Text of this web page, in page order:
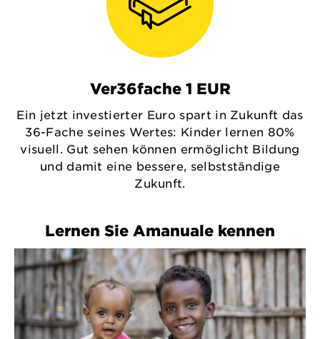
Ver36fache 1 EUR
Ein jetzt investierter Euro spart in Zukunft das
36-Fache seines Wertes: Kinder lernen 80%
visuell. Gut sehen können ermöglicht Bildung
und damit eine bessere, selbstständige
Zukunft.
Lernen Sie Amanuale kennen